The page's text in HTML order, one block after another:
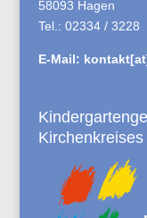
58093 Hagen
Tel.: 02334 / 3228
E-Mail: